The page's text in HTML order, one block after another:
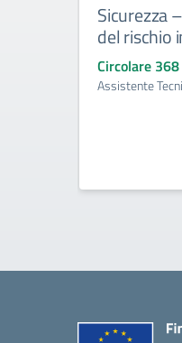
Sicurezza
del rischio
Circolare 368
Assistente